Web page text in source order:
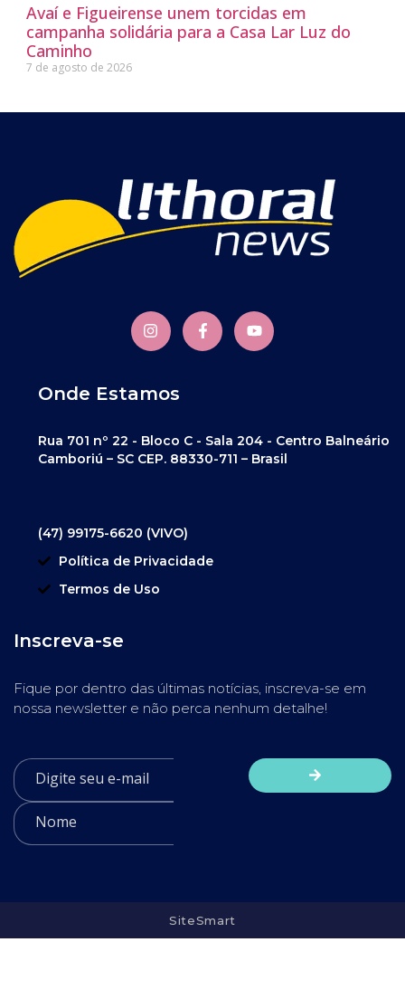
Avaí e Figueirense unem torcidas em
campanha solidária para a Casa Lar Luz do
Caminho
7 de agosto de 2026
Onde Estamos
Rua 701 nº 22 - Bloco C - Sala 204 - Centro Balneário
Camboriú – SC CEP. 88330-711 – Brasil
(47) 99175-6620 (VIVO)
Política de Privacidade
Termos de Uso
Inscreva-se
Fique por dentro das últimas notícias, inscreva-se em
nossa newsletter e não perca nenhum detalhe!
SiteSmart